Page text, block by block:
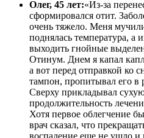
Олег, 45 лет:«Из-за
сформировался отит.
очень тяжело. Меня
поднялась температура, а
выходить гнойные
Отинум. Днем я капал
а вот перед отправкой ко
тампон, пропитывал его в
Сверху прикладывал
продолжительность
Хотя первое облегчение
врач сказал, что
воспаление еще не ушло и